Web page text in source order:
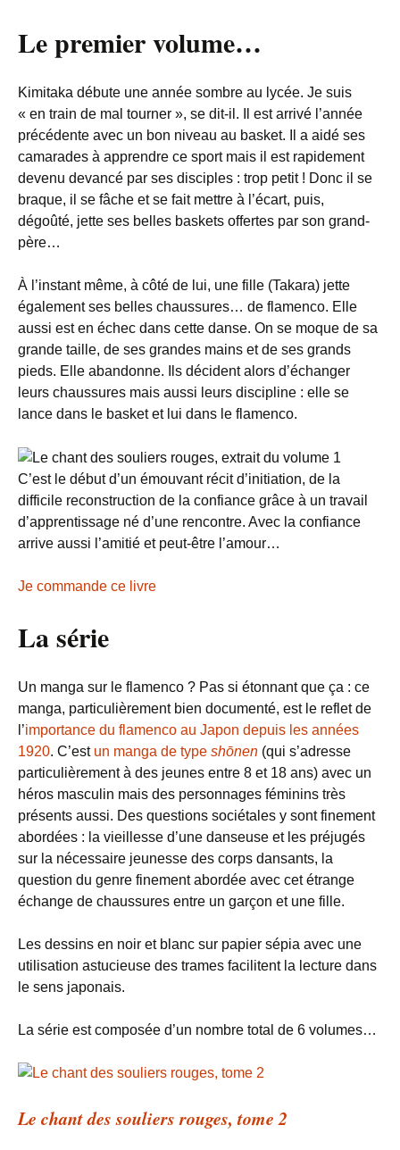
Le premier volume…
Kimitaka débute une année sombre au lycée. Je suis
« en train de mal tourner », se dit-il. Il est arrivé l’année
précédente avec un bon niveau au basket. Il a aidé ses
camarades à apprendre ce sport mais il est rapidement
devenu devancé par ses disciples : trop petit ! Donc il se
braque, il se fâche et se fait mettre à l’écart, puis,
dégoûté, jette ses belles baskets offertes par son grand-
père…
À l’instant même, à côté de lui, une fille (Takara) jette
également ses belles chaussures… de flamenco. Elle
aussi est en échec dans cette danse. On se moque de sa
grande taille, de ses grandes mains et de ses grands
pieds. Elle abandonne. Ils décident alors d’échanger
leurs chaussures mais aussi leurs discipline : elle se
lance dans le basket et lui dans le flamenco.
C’est le début d’un émouvant récit d’initiation, de la
difficile reconstruction de la confiance grâce à un travail
d’apprentissage né d’une rencontre. Avec la confiance
arrive aussi l’amitié et peut-être l’amour…
Je commande ce livre
La série
Un manga sur le flamenco ? Pas si étonnant que ça : ce
manga, particulièrement bien documenté, est le reflet de
l’importance du flamenco au Japon depuis les années
1920. C’est un manga de type shōnen (qui s’adresse
particulièrement à des jeunes entre 8 et 18 ans) avec un
héros masculin mais des personnages féminins très
présents aussi. Des questions sociétales y sont finement
abordées : la vieillesse d’une danseuse et les préjugés
sur la nécessaire jeunesse des corps dansants, la
question du genre finement abordée avec cet étrange
échange de chaussures entre un garçon et une fille.
Les dessins en noir et blanc sur papier sépia avec une
utilisation astucieuse des trames facilitent la lecture dans
le sens japonais.
La série est composée d’un nombre total de 6 volumes…
Le chant des souliers rouges, tome 2